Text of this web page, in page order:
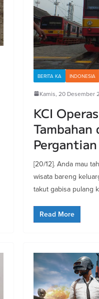
BERITA KA INDONESIA
Kamis, 20 Desember
KCI
Tambahan
[20/12]. Anda mau
wisata bareng
takut gabisa pulang
Read More